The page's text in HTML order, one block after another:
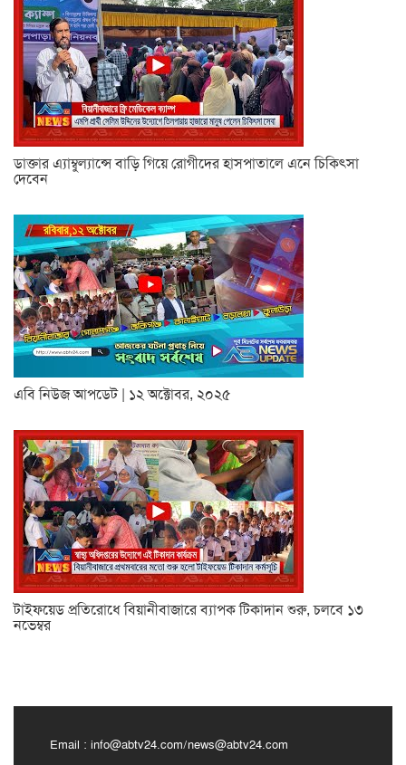
ডাক্তার এ্যাম্বুল্যান্সে বাড়ি গিয়ে রোগীদের হাসপাতালে এনে চিকিৎসা
দেবেন
এবি নিউজ আপডেট | ১২ অক্টোবর, ২০২৫
টাইফয়েড প্রতিরোধে বিয়ানীবাজারে ব্যাপক টিকাদান শুরু, চলবে ১৩
নভেম্বর
Email : info@abtv24.com/news@abtv24.com